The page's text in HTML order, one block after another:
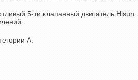
5-ти клапанный двигатель
А.